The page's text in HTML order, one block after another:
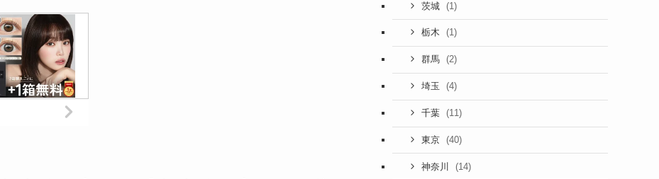
茨城 (1)
栃木 (1)
群馬 (2)
埼玉 (4)
千葉 (11)
東京 (40)
神奈川 (14)